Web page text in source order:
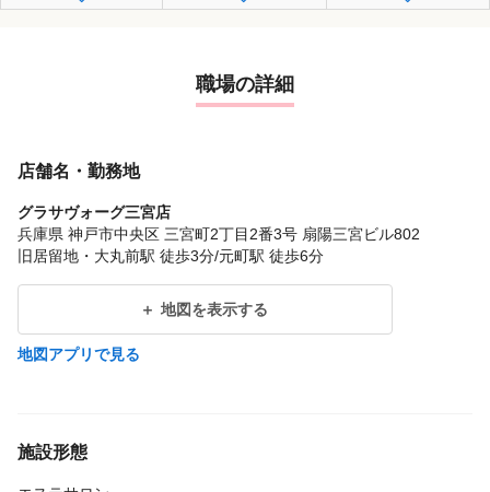
職場の詳細
店舗名・勤務地
グラサヴォーグ三宮店
兵庫県 神戸市中央区 三宮町2丁目2番3号 扇陽三宮ビル802
旧居留地・大丸前駅 徒歩3分/元町駅 徒歩6分
地図を表示する
地図アプリで見る
施設形態